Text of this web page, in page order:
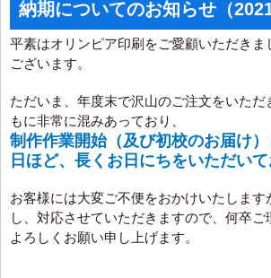
納期についてのお知らせ（2021
平素はオリンピア印刷をご愛顧いただきま
ございます。
ただいま、年度末で沢山のご注文をいただ
もに非常に混みあっており、
制作作業開始（及び初校のお届け
日ほど、長くお日にちをいただいて
お客様には大変ご不便をおかけいたします
し、対応させていただきますので、何卒ご
よろしくお願い申し上げます。